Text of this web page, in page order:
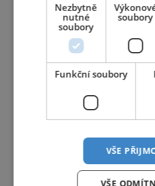
Nezbytně
nutné
soubory
soubory
Funkční soubory
VŠE
VŠE